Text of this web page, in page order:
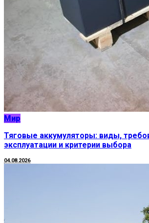
Мир
Тяговые аккумуляторы: виды,
эксплуатации и критерии выбора
04.08.2026